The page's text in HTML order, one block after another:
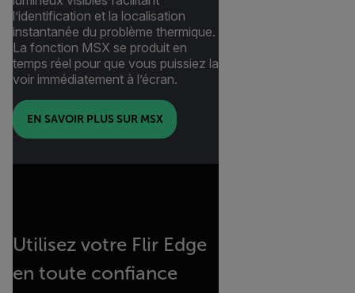
l’identification et la localisation
instantanée du problème thermique.
La fonction MSX se produit en
temps réel pour que vous puissiez la
voir immédiatement à l’écran.
EN SAVOIR PLUS SUR MSX
Utilisez votre Flir Edge
en toute confiance